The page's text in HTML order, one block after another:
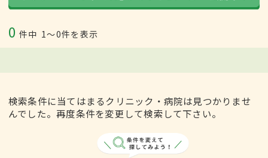
0 件中 1〜0件を表示
検索条件に当てはまるクリニック・病院は見つかりませ
んでした。再度条件を変更して検索して下さい。